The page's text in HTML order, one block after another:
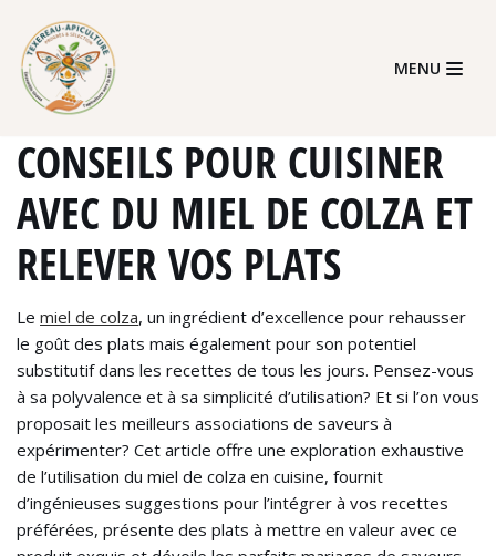
Skip
to
content
MENU
CONSEILS POUR CUISINER
AVEC DU MIEL DE COLZA ET
RELEVER VOS PLATS
Le miel de colza, un ingrédient d’excellence pour rehausser
le goût des plats mais également pour son potentiel
substitutif dans les recettes de tous les jours. Pensez-vous
à sa polyvalence et à sa simplicité d’utilisation? Et si l’on vous
proposait les meilleurs associations de saveurs à
expérimenter? Cet article offre une exploration exhaustive
de l’utilisation du miel de colza en cuisine, fournit
d’ingénieuses suggestions pour l’intégrer à vos recettes
préférées, présente des plats à mettre en valeur avec ce